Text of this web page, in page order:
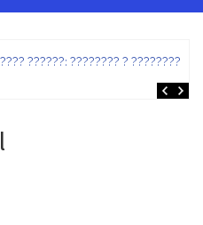
??????: ???????? ? ???????? ?